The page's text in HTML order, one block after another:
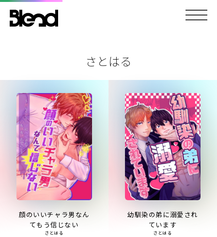
さとはる
顔のいいチャラ男なん
てもう信じない
さとはる
幼馴染の弟に溺愛され
ています
さとはる